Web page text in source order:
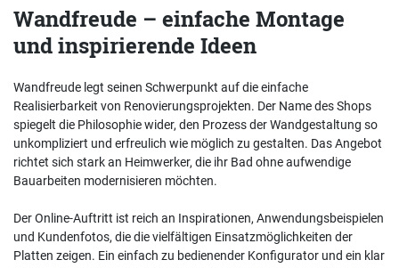
Wandfreude – einfache Montage
und inspirierende Ideen
Wandfreude legt seinen Schwerpunkt auf die einfache
Realisierbarkeit von Renovierungsprojekten. Der Name des Shops
spiegelt die Philosophie wider, den Prozess der Wandgestaltung so
unkompliziert und erfreulich wie möglich zu gestalten. Das Angebot
richtet sich stark an Heimwerker, die ihr Bad ohne aufwendige
Bauarbeiten modernisieren möchten.
Der Online-Auftritt ist reich an Inspirationen, Anwendungsbeispielen
und Kundenfotos, die die vielfältigen Einsatzmöglichkeiten der
Platten zeigen. Ein einfach zu bedienender Konfigurator und ein klar